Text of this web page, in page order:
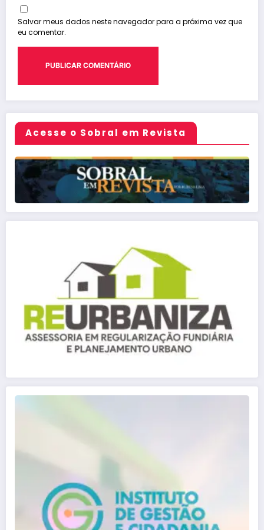
Salvar meus dados neste navegador para a próxima vez que
eu comentar.
Acesse o Sobral em Revista